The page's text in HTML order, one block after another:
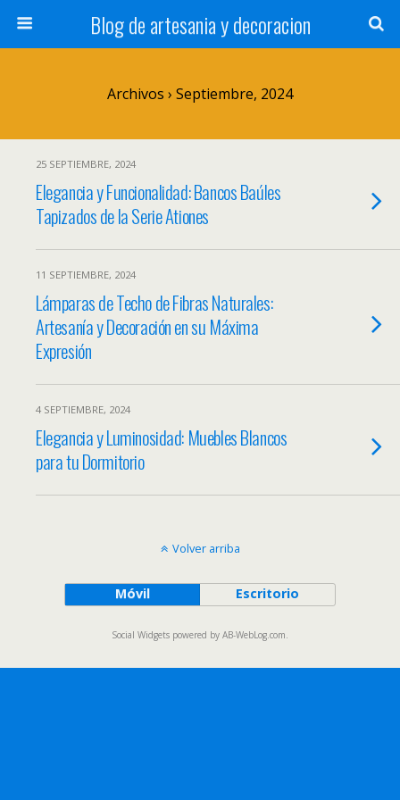
Blog de artesania y decoracion
Archivos › Septiembre, 2024
25 SEPTIEMBRE, 2024
Elegancia y Funcionalidad: Bancos Baúles
Tapizados de la Serie Ationes
11 SEPTIEMBRE, 2024
Lámparas de Techo de Fibras Naturales:
Artesanía y Decoración en su Máxima
Expresión
4 SEPTIEMBRE, 2024
Elegancia y Luminosidad: Muebles Blancos
para tu Dormitorio
Volver arriba
Móvil Escritorio
Social Widgets powered by AB-WebLog.com.